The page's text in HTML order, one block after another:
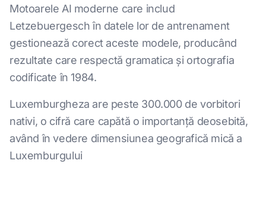
Motoarele AI moderne care includ
Letzebuergesch în datele lor de antrenament
gestionează corect aceste modele, producând
rezultate care respectă gramatica și ortografia
codificate în 1984.
Luxemburgheza are peste 300.000 de vorbitori
nativi, o cifră care capătă o importanță deosebită,
având în vedere dimensiunea geografică mică a
Luxemburgului